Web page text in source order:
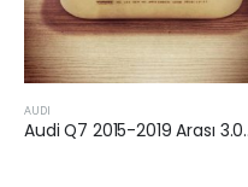
Audi Q7 2015-2019 Arası 3.0 Dizel Hava Filtresi